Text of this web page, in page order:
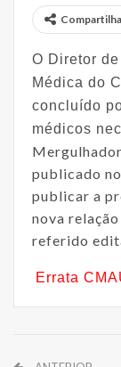
O Diretor
Médica do
concluído
médicos nec
publicado
publicar a
nova relação
referido
Errata